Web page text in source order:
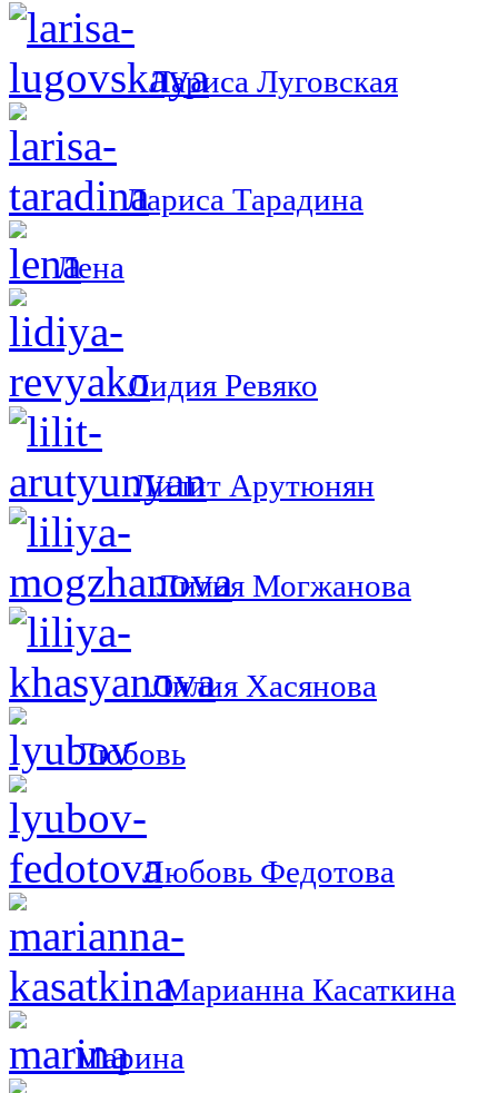
Лариса Луговская
Лариса Тарадина
Лена
Лидия Ревяко
Лилит Арутюнян
Лилия Могжанова
Лилия Хасянова
Любовь
Любовь Федотова
Марианна Касаткина
Марина